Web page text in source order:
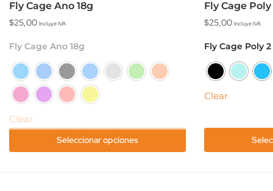
Fly Cage Ano 18g
$25,00 Incluye IVA
Seleccionar opciones
Este
tiene
múltiples
variantes.
Las
opciones
Fly Cage Ano 18g
Clear
Fly Cage Poly
$25,00 Incluye IVA
Este
tiene
variantes.
opciones
Fly Cage Poly 2
Clear